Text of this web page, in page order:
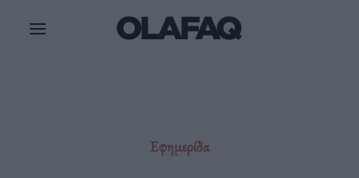
Εφημερίδα